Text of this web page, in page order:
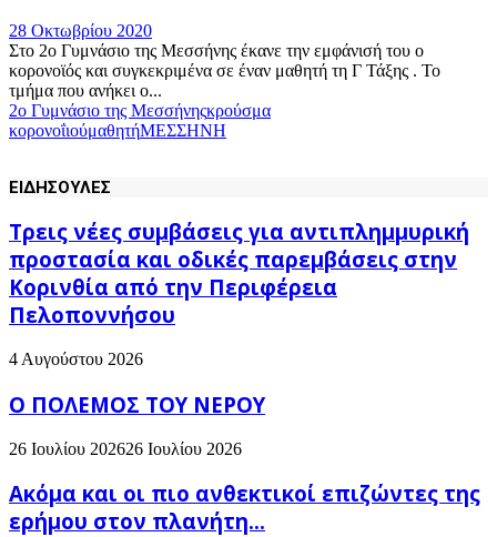
28 Οκτωβρίου 2020
Στο 2ο Γυμνάσιο της Μεσσήνης έκανε την εμφάνισή του ο
κορονοϊός και συγκεκριμένα σε έναν μαθητή τη Γ Τάξης . Το
τμήμα που ανήκει ο...
2ο Γυμνάσιο της Μεσσήνηςκρούσμα
κορονοΐιούμαθητήΜΕΣΣΗΝΗ
ΕΙΔΗΣΟΥΛΕΣ
Τρεις νέες συμβάσεις για αντιπλημμυρική
προστασία και οδικές παρεμβάσεις στην
Κορινθία από την Περιφέρεια
Πελοποννήσου
4 Αυγούστου 2026
Ο ΠΟΛΕΜΟΣ ΤΟΥ ΝΕΡΟΥ
26 Ιουλίου 202626 Ιουλίου 2026
Ακόμα και οι πιο ανθεκτικοί επιζώντες της
ερήμου στον πλανήτη...